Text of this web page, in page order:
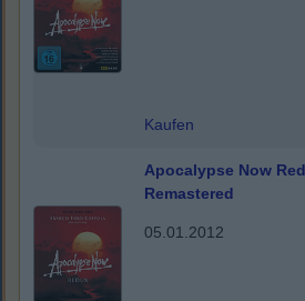
Kaufen
Apocalypse Now
Remastered
05.01.2012